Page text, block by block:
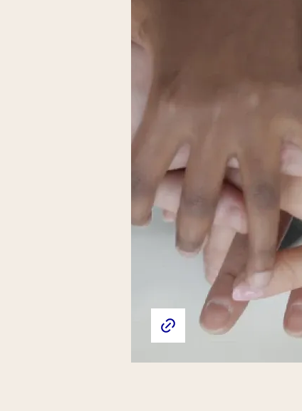
Liens externes de
Site web de l'association